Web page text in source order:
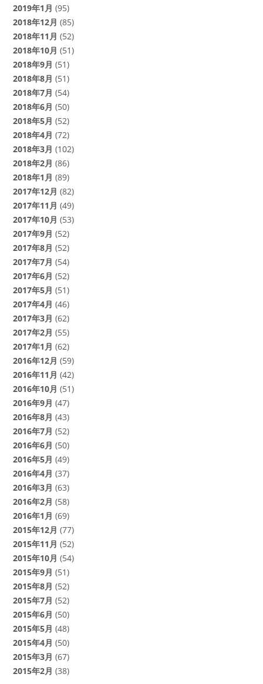
2019年1月 (95)
2018年12月 (85)
2018年11月 (52)
2018年10月 (51)
2018年9月 (51)
2018年8月 (51)
2018年7月 (54)
2018年6月 (50)
2018年5月 (52)
2018年4月 (72)
2018年3月 (102)
2018年2月 (86)
2018年1月 (89)
2017年12月 (82)
2017年11月 (49)
2017年10月 (53)
2017年9月 (52)
2017年8月 (52)
2017年7月 (54)
2017年6月 (52)
2017年5月 (51)
2017年4月 (46)
2017年3月 (62)
2017年2月 (55)
2017年1月 (62)
2016年12月 (59)
2016年11月 (42)
2016年10月 (51)
2016年9月 (47)
2016年8月 (43)
2016年7月 (52)
2016年6月 (50)
2016年5月 (49)
2016年4月 (37)
2016年3月 (63)
2016年2月 (58)
2016年1月 (69)
2015年12月 (77)
2015年11月 (52)
2015年10月 (54)
2015年9月 (51)
2015年8月 (52)
2015年7月 (52)
2015年6月 (50)
2015年5月 (48)
2015年4月 (50)
2015年3月 (67)
2015年2月 (38)